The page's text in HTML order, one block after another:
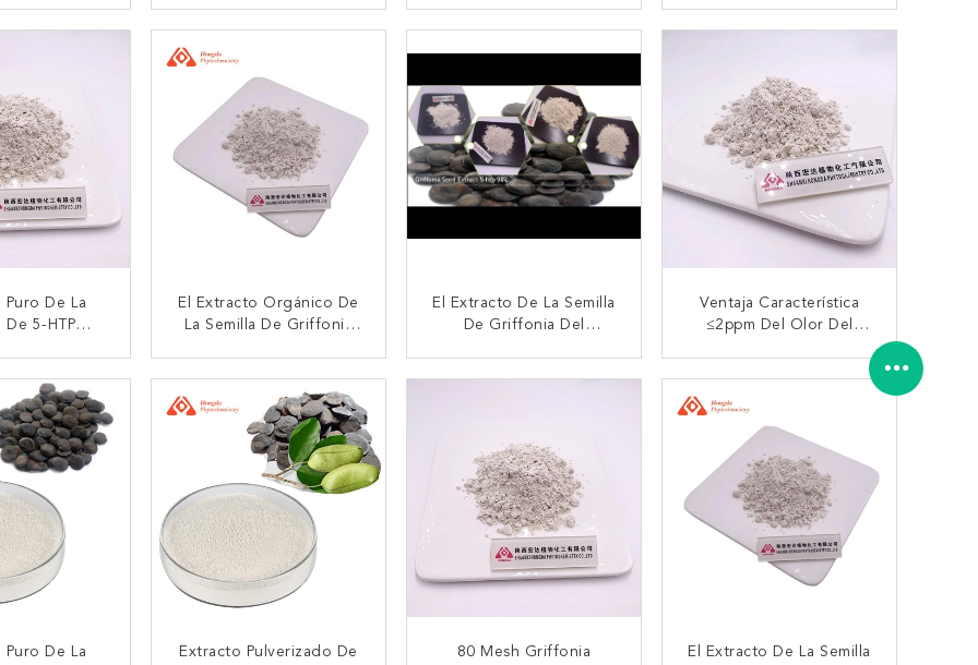
AHORA CONTACTAR AHORA CONTACTAR AHORA
10ppm
CONTACTAR AHORA
Puro De La
De 5-HTP
Del ≤5.0%
AHORA
El Extracto Orgánico De
La Semilla De Griffonia
Escherichia Coli
CONTACTAR AHORA
El Extracto De La Semilla
De Griffonia Del
CONTACTAR AHORA
Ventaja Característica
≤2ppm Del Olor Del
Del 99% 5-HTP Griffonia
CONTACTAR AHORA
Puro De La
Extracto Pulverizado De
80 Mesh Griffonia
El Extracto De La Semilla